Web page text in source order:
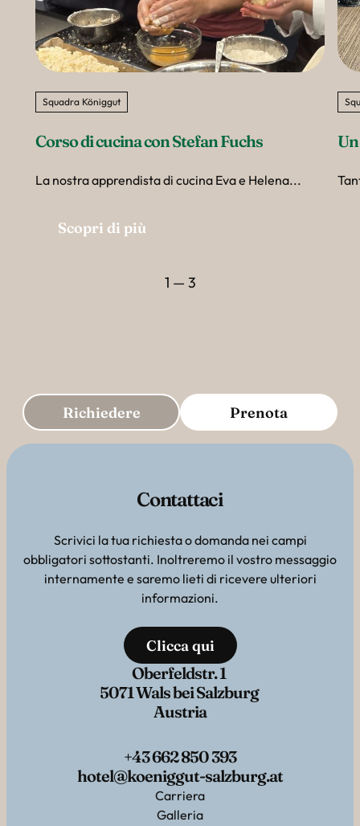
Squadra Königgut
Corso di cucina con Stefan Fuchs
La nostra apprendista di cucina Eva e Helena...
Scopri di più
1 — 3
Richiedere Prenota
Contattaci
Scrivici la tua richiesta o domanda nei campi
obbligatori sottostanti. Inoltreremo il vostro messaggio
internamente e saremo lieti di ricevere ulteriori
informazioni.
Clicca qui
Oberfeldstr. 1
5071 Wals bei Salzburg
Austria
+43 662 850 393
hotel@koeniggut-salzburg.at
Carriera
Galleria